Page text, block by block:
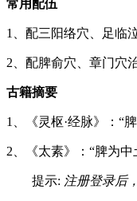
常用配伍
1、配三阳络穴、足临
2、配脾俞穴、章门穴
古籍摘要
1、《灵枢·经脉》：“
2、《太素》：“脾为
提示: 注册登录后